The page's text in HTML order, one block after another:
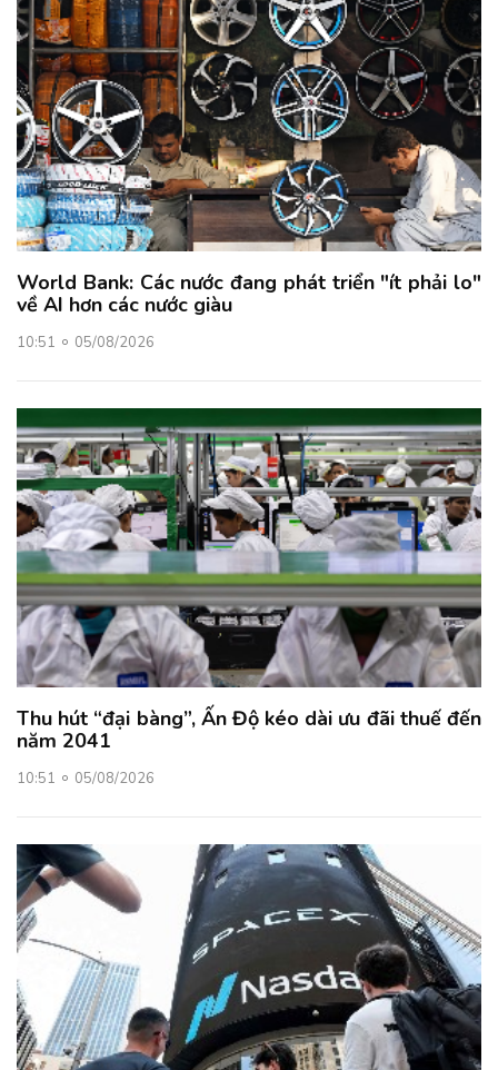
World Bank: Các nước đang phát triển "ít phải lo"
về AI hơn các nước giàu
10:51 05/08/2026
Thu hút “đại bàng”, Ấn Độ kéo dài ưu đãi thuế đến
năm 2041
10:51 05/08/2026